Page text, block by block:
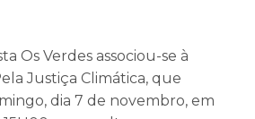
Os Verdes associou-se à
Justiça Climática, que
dia 7 de novembro, em